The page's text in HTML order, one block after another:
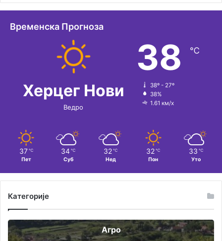
Временска Прогноза
Херцег Нови
Ведро
38 ℃
38º - 27º
38%
1.61 км/х
37 ℃
Пет
34 ℃
Суб
32 ℃
Нед
32 ℃
Пон
33 ℃
Уто
Категорије
Агро